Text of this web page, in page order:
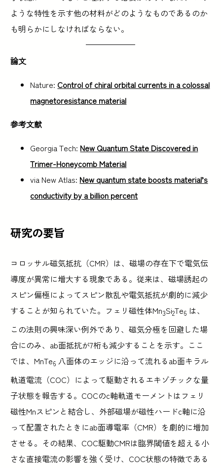
ような特性を示す他の材料がどのようなものであるのか
も明らかにしなければならない。
論文
Nature: Control of chiral orbital currents in a colossal
magnetoresistance material
参考文献
Georgia Tech: New Quantum State Discovered in
Trimer-Honeycomb Material
via New Atlas: New quantum state boosts material’s
conductivity by a billion percent
研究の要旨
コロッサル磁気抵抗（CMR）は、磁場の存在下で電気伝
導度が異常に増大する現象である。従来は、磁場誘起の
スピン偏極によってスピン散乱や電気抵抗が劇的に減少
することが知られていた。フェリ磁性体Mn3Si2Te6 は、
この法則の興味深い例外であり、磁気分極を回避した場
合にのみ、ab面抵抗が7桁も減少することを示す。ここ
では、MnTe6 八面体のエッジに沿って流れるab面キラル
軌道電流（COC）によって駆動されるエキゾチックな量
子状態を報告する。COCのc軸軌道モーメントはフェリ
磁性Mnスピンと結合し、外部磁場が磁性ハードc軸に沿
って配置されたときにab面導電率（CMR）を劇的に増加
させる。その結果、COC駆動CMRは臨界閾値を超える小
さな直接電流の影響を強く受け、COC状態の特徴である